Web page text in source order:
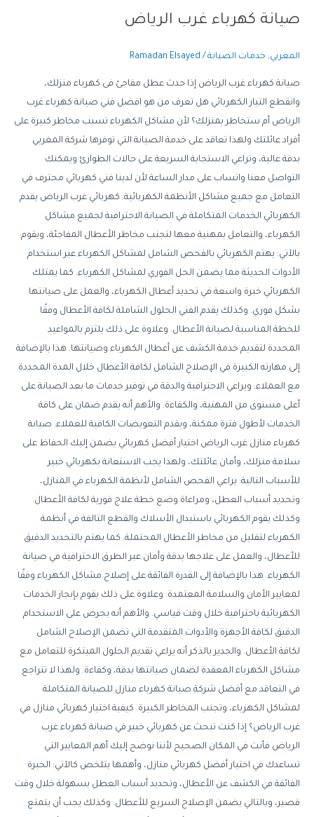
صيانة كهرباء غرب الرياض
المغربي, خدمات الصيانة /
Ramadan Elsayed
صيانة كهرباء غرب الرياض إذا حدث عطل مفاجئ فى كهرباء منزلك،
وانقطع التيار الكهربائي هل تعرف من هو افضل فني صيانة كهرباء غرب
الرياض أم ستخاطر بمنزلك؟ لأن مشاكل الكهرباء تسبب مخاطر كبيرة على
أفراد عائلتك ولهذا تعاقد على خدمة الصيانة التي توفرها شركة المغربي
بدقة عالية، وتراعي الاستجابة السريعة على حالات الطوارئ ويمكنك
التواصل معنا واتساب على مدار الساعة لأن لدينا فني كهربائي محترف في
التعامل مع جميع مشاكل الأنظمة الكهربائية. كهربائي غرب الرياض يقدم
الكهربائي الخدمات المتكاملة في الصيانة الاحترافية لجميع مشاكل
الكهرباء، والتعامل بمهنية معها لتجنب مخاطر الأعطال المفاجئة، ويقوم
بالآتي: يهتم الكهربائي بالفحص الشامل لمشاكل الكهرباء عبر استخدام
الأدوات الحديثة مما يضمن الحل الفوري لمشاكل الكهرباء. كما يمتلك
الكهربائي خبرة واسعة في تحديد أعطال الكهرباء، والعمل على صيانتها
بشكل فوري. وكذلك يقدم الفني الحلول الشاملة لكافة الأعطال وفقًا
للخطة المناسبة لصيانة الأعطال. وعلاوة على ذلك يلتزم بالمواعيد
المحددة لتقديم خدمة الكشف عن أعطال الكهرباء وصيانتها. هذا بالإضافة
إلى مهارته الكبيرة في الإصلاح الشامل لكافة الأعطال خلال المدة المحددة
مع العملاء. ويراعي الاحترافية والدقة في توفير خدمات ما بعد الصيانة على
أعلى مستوى من المهنية، والكفاءة. والأهم أنه يقدم ضمان على كافة
الخدمات لأطول فترة ممكنة، ويقدم التعويضات الكافية للعملاء. صيانة
كهرباء منازل غرب الرياض اختيار أفضل كهربائي يضمن إليك الحفاظ على
سلامة منزلك، وأمان عائلتك، ولهذا يجب الاستعانة بكهربائي خبير
للأسباب التالية: يراعي الفحص الشامل لأنظمة الكهرباء في المنازل،
وتحديد أسباب العطل، ومراعاة وضع خطة علاج فورية لكافة الأعطال.
وكذلك يقوم الكهربائي باستبدال الأسلاك والقطع التالفة في أنظمة
الكهرباء لتقليل من مخاطر الأعطال المحتملة. كما يهتم بالتحديد الدقيق
للأعطال، والعمل على علاجها بدقة وأمان عبر الطرق الاحترافية في صيانة
الكهرباء. هذا بالإضافة إلى القدرة الفائقة على إصلاح مشاكل الكهرباء وفقًا
لمعايير الأمان والسلامة المعتمدة. وعلاوة على ذلك يقوم بإنجاز الخدمات
الكهربائية باحترافية خلال وقت قياسي. والأهم أنه يحرص على الاستخدام
الدقيق لكافة الأجهزة والأدوات المتقدمة التي تضمن الإصلاح الشامل
لكافة الأعطال. والجدير بالذكر أنه يراعي تقديم الحلول المبتكرة للتعامل مع
مشاكل الكهرباء المعقدة لضمان صيانتها بدقة، وكفاءة. ولهذا لا تتراجع
في التعاقد مع أفضل شركة صيانة كهرباء منازل للصيانة المتكاملة
لمشاكل الكهرباء، وتجنب المخاطر الكبيرة. كيفية اختيار كهربائي منازل في
غرب الرياض؟ إذا كنت تبحث عن كهربائي خبير في صيانة كهرباء غرب
الرياض فأنت في المكان الصحيح لأننا نوضح إليك أهم المعايير التي
تساعدك في اختيار أفضل كهربائي منازل، وأهمها يتلخص كالآتي: الخبرة
الفائقة في الكشف عن الأعطال، وتحديد أسباب العطل بسهولة خلال وقت
قصير، وبالتالي يضمن الإصلاح السريع للأعطال. وكذلك يجب أن يتمتع